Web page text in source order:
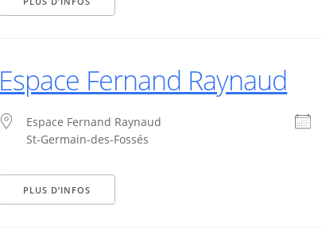
Espace Fernand Raynaud
Espace Fernand Raynaud
St-Germain-des-Fossés
PLUS D’INFOS